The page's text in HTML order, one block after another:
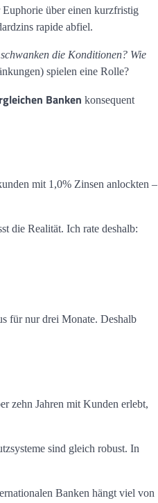
über einen kurzfristig
rapide abfiel.
die Konditionen? Wie
spielen eine Rolle?
Banken konsequent
mit 1,0% Zinsen anlockten –
die Realität. Ich rate deshalb:
für nur drei Monate. Deshalb
zehn Jahren mit Kunden erlebt,
sind gleich robust. In
Banken hängt viel von